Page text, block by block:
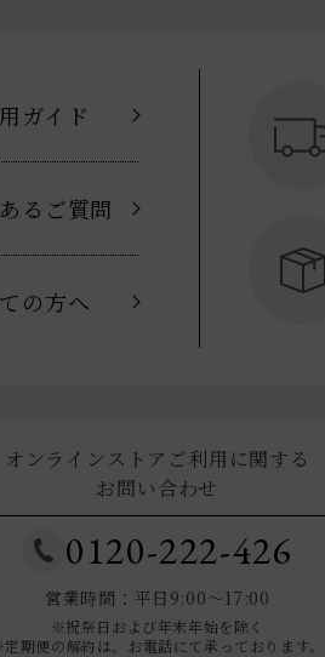
ガイド
るご質問
の方へ
オンラインストアご利用に関する
お問い合わせ
0120-222-426
営業時間：平日9:00～17:00
※祝祭日および年末年始を除く
期便の解約は、お電話にて承っております。